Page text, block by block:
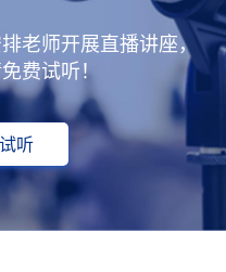
老师开展直播讲座，
费试听！
听